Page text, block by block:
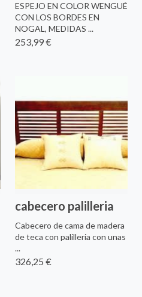
ESPEJO EN COLOR WENGUÉ
CON LOS BORDES EN
NOGAL, MEDIDAS ...
253,99 €
cabecero palilleria
Cabecero de cama de madera
de teca con palilleria con unas
...
326,25 €